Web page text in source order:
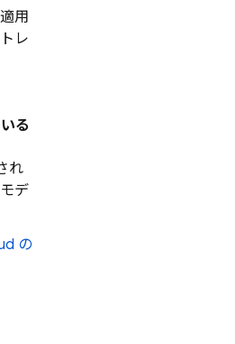
用
レ
る
れ
デ
の